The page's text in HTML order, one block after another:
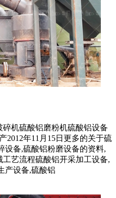
机硫酸铝磨粉机硫酸铝设备
2012年11月15日更多的关于硫
设备,硫酸铝粉磨设备的资料,
艺流程硫酸铝开采加工设备,
产设备,硫酸铝